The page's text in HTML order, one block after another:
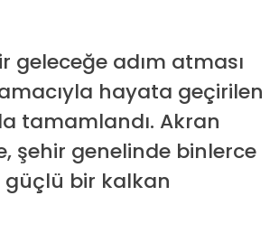
geleceğe adım atması
hayata geçirilen
tamamlandı. Akran
şehir genelinde binlerce
güçlü bir kalkan